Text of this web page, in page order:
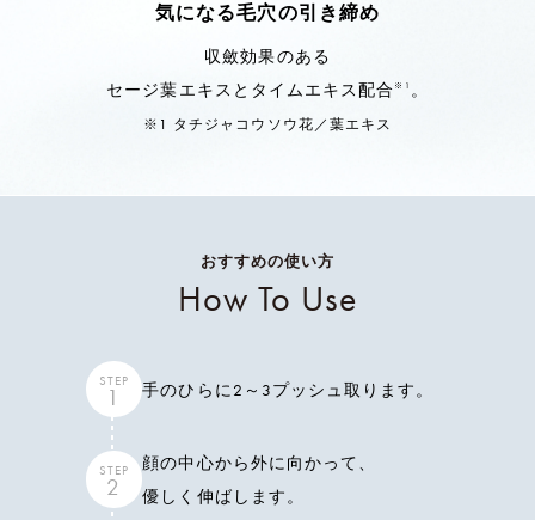
気になる毛穴の引き締め
収斂効果のある
セージ葉エキスとタイムエキス配合 ※1 。
※1 タチジャコウソウ花／葉エキス
おすすめの使い方
How To Use
STEP
1 手のひらに2～3プッシュ取ります。
STEP
2
顔の中心から外に向かって、
優しく伸ばします。